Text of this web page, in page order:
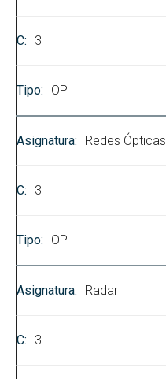
3
OP
Redes Ópticas
3
OP
Radar
3